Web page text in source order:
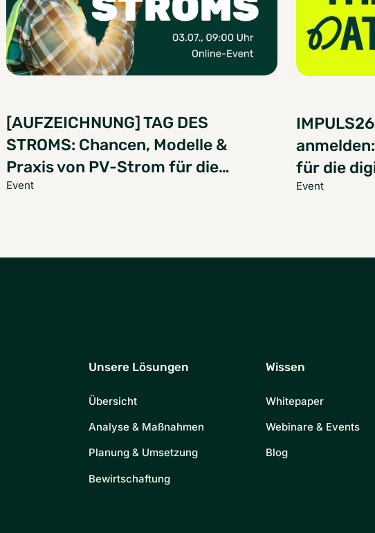
[AUFZEICHNUNG] TAG DES
STROMS: Chancen, Modelle &
Praxis von PV-Strom für die
Wohnungswirtschaft
Event
für die
Event
Unsere Lösungen
Übersicht
Analyse & Maßnahmen
Planung & Umsetzung
Bewirtschaftung
Wissen
Whitepaper
Webinare & Events
Blog